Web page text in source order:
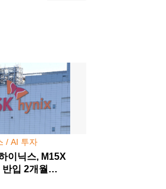
/ AI 투자
이닉스, M15X
입 2개월